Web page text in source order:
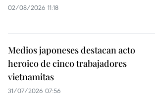
02/08/2026 11:18
Medios japoneses destacan acto
heroico de cinco trabajadores
vietnamitas
31/07/2026 07:56